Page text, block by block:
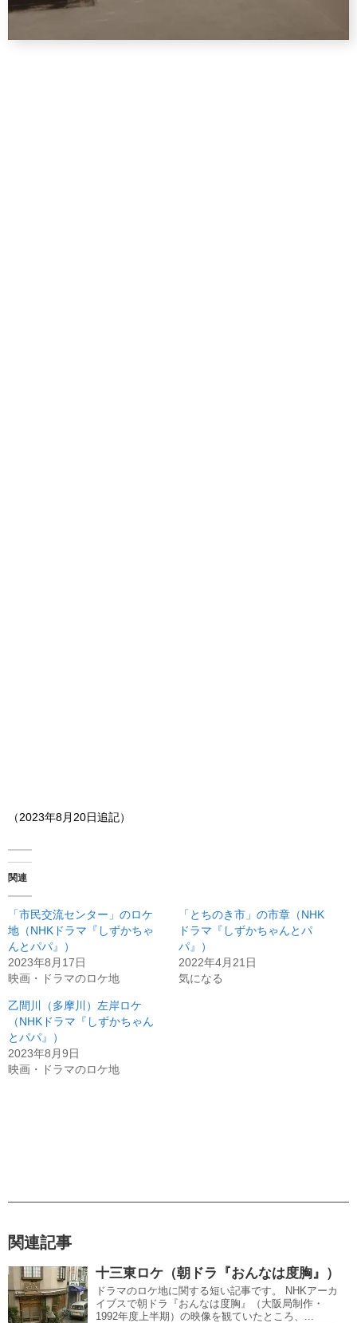
（2023年8月20日追記）
関連
「市民交流センター」のロケ
地（NHKドラマ『しずかちゃ
んとパパ』）
2023年8月17日
映画・ドラマのロケ地
「とちのき市」の市章（NHK
ドラマ『しずかちゃんとパ
パ』）
2022年4月21日
気になる
乙間川（多摩川）左岸ロケ
（NHKドラマ『しずかちゃん
とパパ』）
2023年8月9日
映画・ドラマのロケ地
関連記事
十三東ロケ（朝ドラ『おんなは度胸』）
ドラマのロケ地に関する短い記事です。 NHKアーカ
イブスで朝ドラ『おんなは度胸』（大阪局制作・
1992年度上半期）の映像を観ていたところ、...